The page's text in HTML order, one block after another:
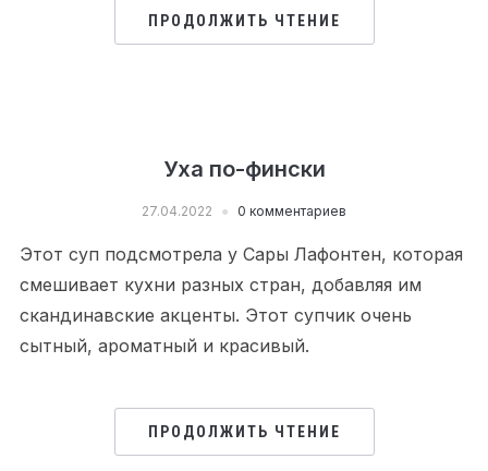
ПРОДОЛЖИТЬ ЧТЕНИЕ
Уха по-фински
27.04.2022 0 комментариев
Этот суп подсмотрела у Сары Лафонтен, которая
смешивает кухни разных стран, добавляя им
скандинавские акценты. Этот супчик очень
сытный, ароматный и красивый.
ПРОДОЛЖИТЬ ЧТЕНИЕ